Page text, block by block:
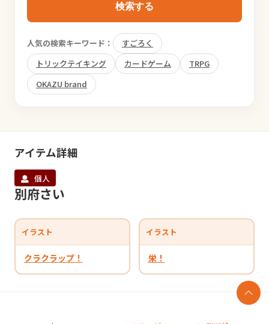
検索する
人気の検索キーワード：
すごろく
トリックテイキング
カードゲーム
TRPG
OKAZU brand
アイテム詳細
個人
別府さい
イラスト
クラクラップ！
イラスト
栄！